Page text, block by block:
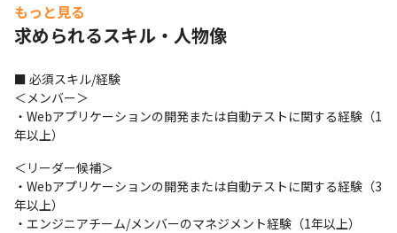
・1カ月程度の教育（インプット）期間の後、1～3カ月のOJTでの
軽微な修正や開発を行い、3～6カ月程度で一人立ちしていただき
・運用マニュアルや業務Wiki、先輩などの有識者へ気軽に聞ける
環境が整っているので経験が浅い方でも安心して業務を遂行でき
ます
・入社直後は経験豊富なメンターの指導を受けながら開発/運用に
従事いただき、徐々に企画/設計など裁量の大きい仕事へとチャレ
ンジしていただくことが可能です
（変更の範囲）入社後は本職種に従事。その後、本人の適性など
により当社業務全般に変更の可能性があります
もっと見る
求められるスキル・人物像
■ 必須スキル/経験
＜メンバー＞
・Webアプリケーションの開発または自動テストに関する経験（1
年以上）
＜リーダー候補＞
・Webアプリケーションの開発または自動テストに関する経験（3
年以上）
・エンジニアチーム/メンバーのマネジメント経験（1年以上）